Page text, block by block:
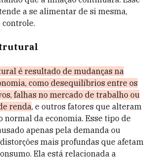
a se alimentar de si mesma,
é resultado de mudanças na
como desequilíbrios entre os
falhas no mercado de trabalho ou
renda, e outros fatores que alteram
normal da economia. Esse tipo de
apenas pela demanda ou
mais profundas que afetam
Ela está relacionada a